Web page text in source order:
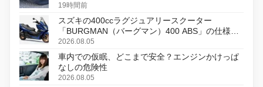
19時間前
スズキの400ccラグジュアリースクーター
「BURGMAN（バーグマン）400 ABS」の仕様を
変更し、8月18日に発売
2026.08.05
車内での仮眠、どこまで安全？エンジンかけっぱ
なしの危険性
2026.08.05